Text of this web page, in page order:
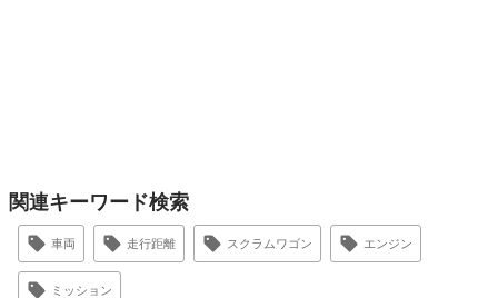
関連キーワード検索
車両 走行距離 スクラムワゴン エンジン
ミッション